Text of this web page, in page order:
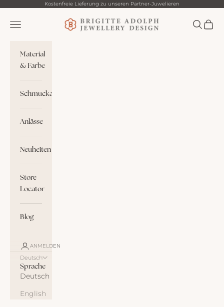
Zum Inhalt springenKostenfreie Lieferung zu unseren Partner-Juwelieren
Brigitte Adolph
Menü Suchen
Material
& Farbe
Schmuckart
Anlässe
Neuheiten
Store
Locator
Blog
ANMELDEN
Deutsch
Sprache
Deutsch
English